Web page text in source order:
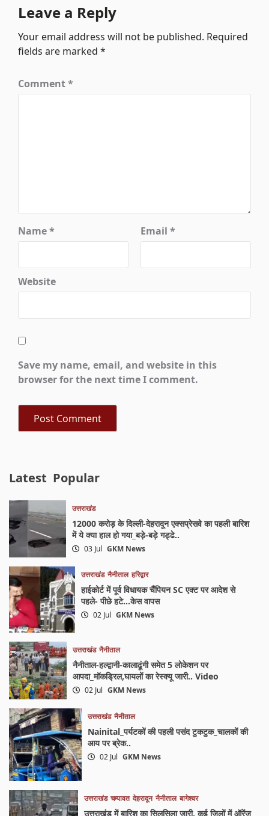
Leave a Reply
Your email address will not be published. Required
fields are marked*
Comment*
Name* Email *
Website
Save my name, email, and website in this
browser for the next time I comment.
Latest Popular
उत्तराखंड
12000 करोड़ के दिल्ली-देहरादून एक्सप्रेसवे का पहली बारिश
में ये क्या हाल हो गया_बड़े-बड़े गड्ढे..
03 Jul GKM News
उत्तराखंड नैनीताल हरिद्वार
हाईकोर्ट में पूर्व विधायक चैंपियन SC एक्ट पर आदेश से
पहले- पीछे हटे…केस वापस
02 Jul GKM News
उत्तराखंड नैनीताल
नैनीताल-हल्द्वानी-कालाढूंगी समेत 5 लोकेशन पर
आपदा_मॉकड्रिल,घायलों का रेस्क्यू जारी.. Video
02 Jul GKM News
उत्तराखंड नैनीताल
Nainital_पर्यटकों की पहली पसंद टुकटुक_चालकों की
आय पर ब्रेक..
02 Jul GKM News
उत्तराखंड चम्पावत देहरादून नैनीताल बागेश्वर
उत्तराखंड में बारिश का सिलसिला जारी, कई जिलों में ऑरेंज